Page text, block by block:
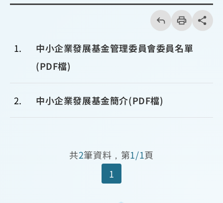
回
上
一
頁
列
印
share分享
1
中小企業發展基金管理委員會委員名單
(PDF檔)
2 中小企業發展基金簡介(PDF檔)
共2筆資料，第1/1頁
1